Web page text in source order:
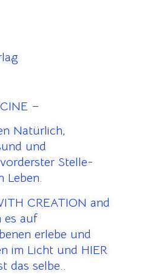
–
Natürlich,
und
Stelle-
Leben.
CREATION and
es auf
erlebe und
im Licht und HIER
das selbe..